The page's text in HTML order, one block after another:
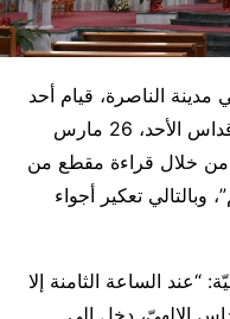
مدينة الناصرة، قيام أحد
الأشخاص، خلال الاستعدادات لإقامة قداس الأحد، 26 مارس
من خلال قراءة مقطع من
وبالتالي تعكير أجواء
“عند الساعة الثامنة إلا
الإلهيّ، دخل إلى